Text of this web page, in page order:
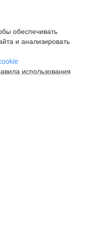
обеспечивать
и анализировать
использования